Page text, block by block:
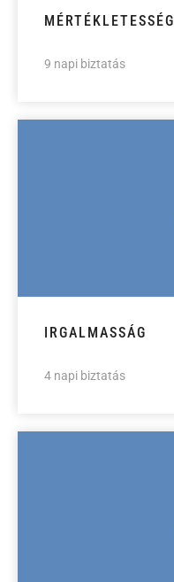
MÉRTÉKLETESSÉG
9 napi biztatás
IRGALMASSÁG
4 napi biztatás